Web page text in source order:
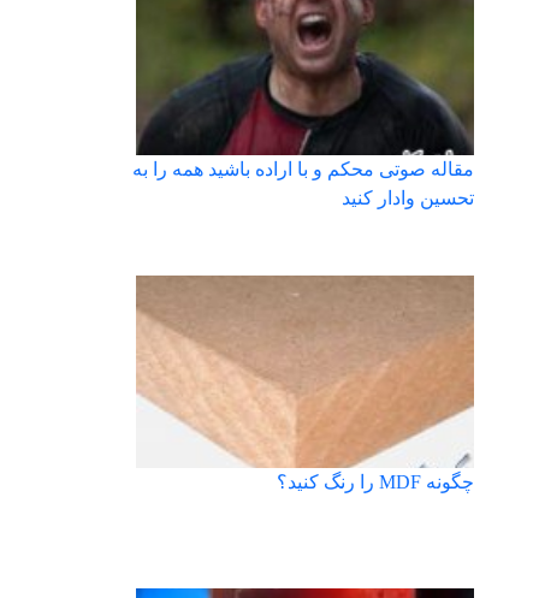
مقاله صوتی محکم و با اراده باشید همه را به
تحسین وادار کنید
چگونه MDF را رنگ کنید؟